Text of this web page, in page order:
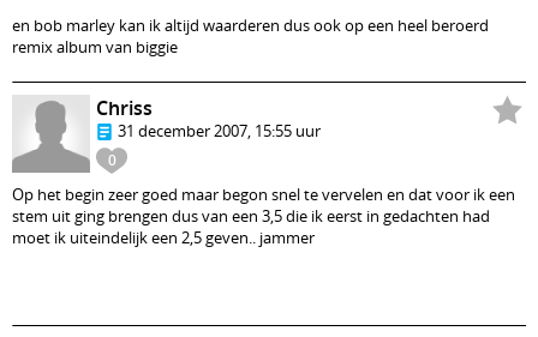
en bob marley kan ik altijd waarderen dus ook op een heel beroerd
remix album van biggie
0
Chriss
31 december 2007, 15:55 uur
Op het begin zeer goed maar begon snel te vervelen en dat voor ik een
stem uit ging brengen dus van een 3,5 die ik eerst in gedachten had
moet ik uiteindelijk een 2,5 geven.. jammer